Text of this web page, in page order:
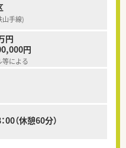
山手線)
円
円
等による
（休憩60分）